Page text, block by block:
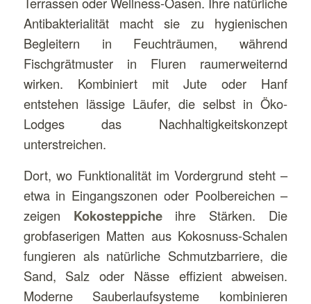
Antibakterialität macht sie zu hygienischen
Begleitern in Feuchträumen, während
Fischgrätmuster in Fluren raumerweiternd
wirken. Kombiniert mit Jute oder Hanf
entstehen lässige Läufer, die selbst in Öko-
Lodges das Nachhaltigkeitskonzept
unterstreichen.
Dort, wo Funktionalität im Vordergrund steht –
etwa in Eingangszonen oder Poolbereichen –
zeigen Kokosteppicheihre Stärken. Die
grobfaserigen Matten aus Kokosnuss-Schalen
fungieren als natürliche Schmutzbarriere, die
Sand, Salz oder Nässe effizient abweisen.
Moderne Sauberlaufsysteme kombinieren